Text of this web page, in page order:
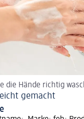
die Hände richtig
gemacht